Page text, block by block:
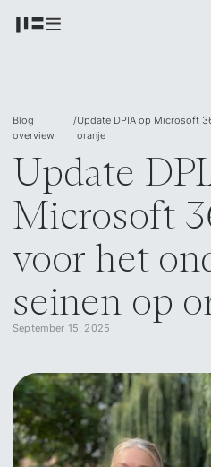
Update
Microsoft
voor het
seinen op
September 15, 2025
Blog
overview
/Update DPIA op Microsoft
oranje